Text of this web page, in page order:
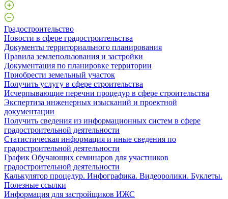
Градостроительство
Новости в сфере градостроительства
Документы территориального планирования
Правила землепользования и застройки
Документация по планировке территории
Приобрести земельный участок
Получить услугу в сфере строительства
Исчерпывающие перечни процедур в сфере строительства
Экспертиза инженерных изысканий и проектной
документации
Получить сведения из информационных систем в сфере
градостроительной деятельности
Статистическая информация и иные сведения по
градостроительной деятельности
График Обучающих семинаров для участников
градостроительной деятельности
Калькулятор процедур. Инфографика. Видеоролики. Буклеты.
Полезные ссылки
Информация для застройщиков ИЖС